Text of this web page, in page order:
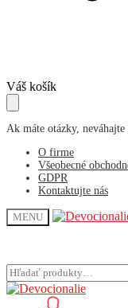
Skip
to
navigation
Skip
to
content
Váš košík
Ak máte otázky,
O firme
Všeobecné
GDPR
Kontaktujte nás
MENU
Hľadať:
Hľadať: